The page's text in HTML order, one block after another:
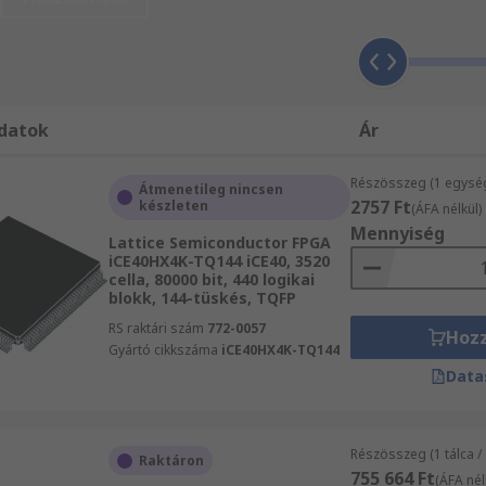
kollegáink szívesen állnak az Ön rendelkezésére.
alkalmazza, ami azt jelenti, hogy minden
biztosítjuk az Ön számára mindazokat a műszaki
lehet. Ügyfeleink profitálnak a megrendelt FPGA-
nagy tételben, vagy csupán egy-egy árucikket
a legmagasabb szintű elvárásainak is
Ár
Átmenetileg nincsen
készleten
Lattice Semiconductor FPGA
iCE40HX4K-TQ144 iCE40, 3520
cella, 80000 bit, 440 logikai
blokk, 144-tüskés, TQFP
RS raktári szám 772-0057
Gyártó cikkszáma iCE40HX4K-TQ144
Részösszeg (1
2757 Ft(ÁFA nélkül)
Mennyiség
Raktáron Részösszeg (1 tálca
755 664 Ft(ÁFA